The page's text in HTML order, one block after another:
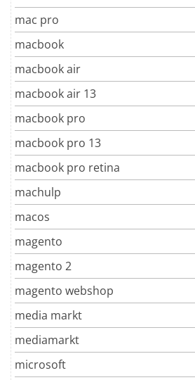
mac pro
macbook
macbook air
macbook air 13
macbook pro
macbook pro 13
macbook pro retina
machulp
macos
magento
magento 2
magento webshop
media markt
mediamarkt
microsoft